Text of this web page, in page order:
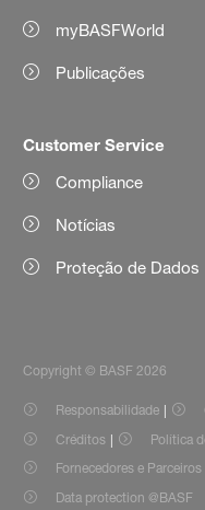
myBASFWorld
Publicações
Customer Service
Compliance
Notícias
Proteção de Dados
Copyright © BASF 2026
Responsabilidade
Créditos
Política
Fornecedores e Parceiros
Data protection @BASF